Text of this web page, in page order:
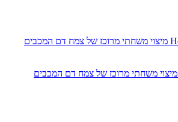
Herbs of Kedem Tova מיצוי משחתי מרוכז של צמח דם המכבים